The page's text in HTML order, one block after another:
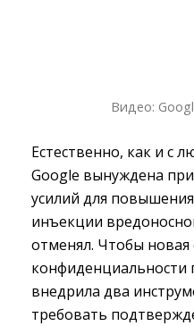
Видео:
Естественно, как и с
Google вынуждена
усилий для
инъекции
отменял. Чтобы новая
конфиденциальности
внедрила два
требовать